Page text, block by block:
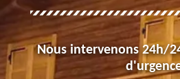
Nous intervenons 24h/